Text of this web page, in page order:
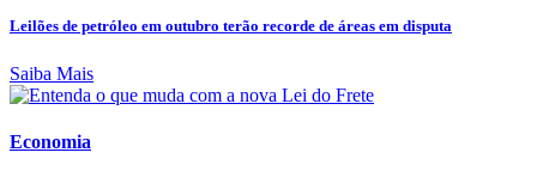
Leilões de petróleo em outubro terão recorde de áreas em disputa
Saiba Mais
Economia